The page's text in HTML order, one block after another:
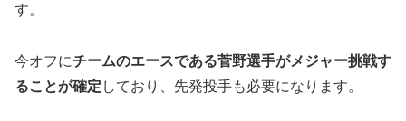
す。
今オフにチームのエースである菅野選手がメジャー挑戦す
ることが確定 しており、先発投手も必要になります。